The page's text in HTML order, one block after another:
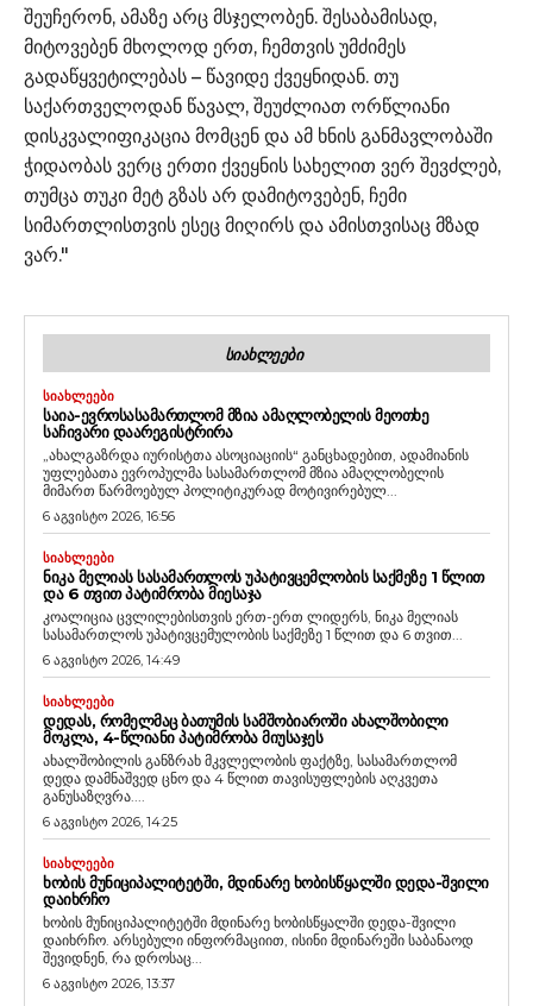
შეუჩერონ, ამაზე არც მსჯელობენ. შესაბამისად,
მიტოვებენ მხოლოდ ერთ, ჩემთვის უმძიმეს
გადაწყვეტილებას – წავიდე ქვეყნიდან. თუ
საქართველოდან წავალ, შეუძლიათ ორწლიანი
დისკვალიფიკაცია მომცენ და ამ ხნის განმავლობაში
ჭიდაობას ვერც ერთი ქვეყნის სახელით ვერ შევძლებ,
თუმცა თუკი მეტ გზას არ დამიტოვებენ, ჩემი
სიმართლისთვის ესეც მიღირს და ამისთვისაც მზად
ვარ."
ᲡᲘᲐᲮᲚᲔᲔᲑᲘ
ᲡᲘᲐᲮᲚᲔᲔᲑᲘ
ᲡᲐᲘᲐ-ᲔᲕᲠᲝᲡᲐᲡᲐᲛᲐᲠᲗᲚᲝᲛ ᲛᲖᲘᲐ ᲐᲛᲐᲦᲚᲝᲑᲔᲚᲘᲡ ᲛᲔᲝᲗᲮᲔ
ᲡᲐᲩᲘᲕᲐᲠᲘ ᲓᲐᲐᲠᲔᲒᲘᲡᲢᲠᲘᲠᲐ
„ახალგაზრდა იურისტთა ასოციაციის“ განცხადებით, ადამიანის
უფლებათა ევროპულმა სასამართლომ მზია ამაღლობელის
მიმართ წარმოებულ პოლიტიკურად მოტივირებულ...
6 აგვისტო 2026, 16:56
ᲡᲘᲐᲮᲚᲔᲔᲑᲘ
ᲜᲘᲙᲐ ᲛᲔᲚᲘᲐᲡ ᲡᲐᲡᲐᲛᲐᲠᲗᲚᲝᲡ ᲣᲞᲐᲢᲘᲕᲪᲔᲛᲚᲝᲑᲘᲡ ᲡᲐᲥᲛᲔᲖᲔ 1 ᲬᲚᲘᲗ
ᲓᲐ 6 ᲗᲕᲘᲗ ᲞᲐᲢᲘᲛᲠᲝᲑᲐ ᲛᲘᲔᲡᲐᲯᲐ
კოალიცია ცვლილებისთვის ერთ-ერთ ლიდერს, ნიკა მელიას
სასამართლოს უპატივცემულობის საქმეზე 1 წლით და 6 თვით...
6 აგვისტო 2026, 14:49
ᲡᲘᲐᲮᲚᲔᲔᲑᲘ
ᲓᲔᲓᲐᲡ, ᲠᲝᲛᲔᲚᲛᲐᲪ ᲑᲐᲗᲣᲛᲘᲡ ᲡᲐᲛᲨᲝᲑᲘᲐᲠᲝᲨᲘ ᲐᲮᲐᲚᲨᲝᲑᲘᲚᲘ
ᲛᲝᲙᲚᲐ, 4-ᲬᲚᲘᲐᲜᲘ ᲞᲐᲢᲘᲛᲠᲝᲑᲐ ᲛᲘᲣᲡᲐᲯᲔᲡ
ახალშობილის განზრახ მკვლელობის ფაქტზე, სასამართლომ
დედა დამნაშვედ ცნო და 4 წლით თავისუფლების აღკვეთა
განუსაზღვრა....
6 აგვისტო 2026, 14:25
ᲡᲘᲐᲮᲚᲔᲔᲑᲘ
ᲮᲝᲑᲘᲡ ᲛᲣᲜᲘᲪᲘᲞᲐᲚᲘᲢᲔᲢᲨᲘ, ᲛᲓᲘᲜᲐᲠᲔ ᲮᲝᲑᲘᲡᲬᲧᲐᲚᲨᲘ ᲓᲔᲓᲐ-ᲨᲕᲘᲚᲘ
ᲓᲐᲘᲮᲠᲩᲝ
ხობის მუნიციპალიტეტში მდინარე ხობისწყალში დედა-შვილი
დაიხრჩო. არსებული ინფორმაციით, ისინი მდინარეში საბანაოდ
შევიდნენ, რა დროსაც...
6 აგვისტო 2026, 13:37